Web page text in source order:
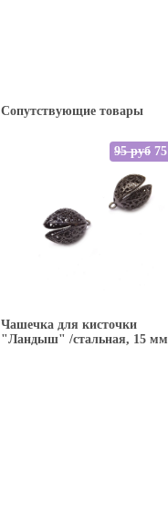
Сопутствующие товары
Чашечка для кисточки
"Ландыш" /стальная, 15
95 руб